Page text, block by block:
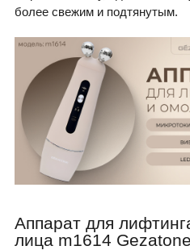
более свежим и подтянутым.
Аппарат для
лица m1614 Gezatone